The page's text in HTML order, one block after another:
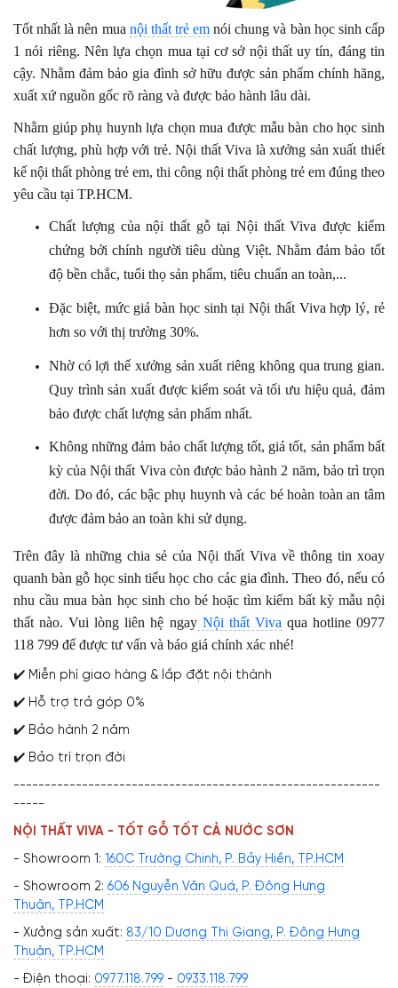
Tốt nhất là nên mua nội thất trẻ em nói chung và bàn học sinh cấp
1 nói riêng. Nên lựa chọn mua tại cơ sở nội thất uy tín, đáng tin
cậy. Nhằm đảm bảo gia đình sở hữu được sản phẩm chính hãng,
xuất xứ nguồn gốc rõ ràng và được bảo hành lâu dài.
Nhằm giúp phụ huynh lựa chọn mua được mẫu bàn cho học sinh
chất lượng, phù hợp với trẻ. Nội thất Viva là xưởng sản xuất thiết
kế nội thất phòng trẻ em, thi công nội thất phòng trẻ em đúng theo
yêu cầu tại TP.HCM.
Chất lượng của nội thất gỗ tại Nội thất Viva được kiểm
chứng bởi chính người tiêu dùng Việt. Nhằm đảm bảo tốt
độ bền chắc, tuổi thọ sản phẩm, tiêu chuẩn an toàn,...
Đặc biệt, mức giá bàn học sinh tại Nội thất Viva hợp lý, rẻ
hơn so với thị trường 30%.
Nhờ có lợi thế xưởng sản xuất riêng không qua trung gian.
Quy trình sản xuất được kiểm soát và tối ưu hiệu quả, đảm
bảo được chất lượng sản phẩm nhất.
Không những đảm bảo chất lượng tốt, giá tốt, sản phẩm bất
kỳ của Nội thất Viva còn được bảo hành 2 năm, bảo trì trọn
đời. Do đó, các bậc phụ huynh và các bé hoàn toàn an tâm
được đảm bảo an toàn khi sử dụng.
Trên đây là những chia sẻ của Nội thất Viva về thông tin xoay
quanh bàn gỗ học sinh tiểu học cho các gia đình.Theo đó, nếu có
nhu cầu mua bàn học sinh cho bé hoặc tìm kiếm bất kỳ mẫu nội
thất nào. Vui lòng liên hệ ngayNội thất Viva qua hotline 0977
118 799 để được tư vấn và báo giá chính xác nhé!
✔️ Miễn phí giao hàng & lắp đặt nội thành
✔️ Hỗ trợ trả góp 0%
✔️ Bảo hành 2 năm
✔️ Bảo trì trọn đời
-----------------------------------------------------------
-----
NỘI THẤT VIVA - TỐT GỖ TỐT CẢ NƯỚC SƠN
- Showroom 1: 160C Trường Chinh, P. Bảy Hiền, TP.HCM
- Showroom 2: 606 Nguyễn Văn Quá, P. Đông Hưng
Thuận, TP.HCM
- Xưởng sản xuất: 83/10 Dương Thị Giang, P. Đông Hưng
Thuận, TP.HCM
- Điện thoại: 0977.118.799 - 0933.118.799